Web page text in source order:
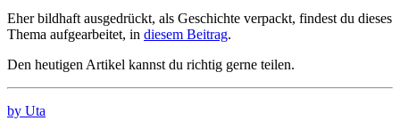
Eher bildhaft ausgedrückt, als Geschichte verpackt, findest du dieses
Thema aufgearbeitet, in diesem Beitrag.
Den heutigen Artikel kannst du richtig gerne teilen.
by Uta